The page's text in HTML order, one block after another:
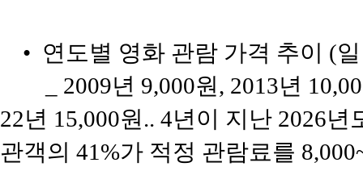
• 연도별 영화 관람 가격 추이 (
_ 2009년 9,000원, 2013년
22년 15,000원.. 4년이 지난 2026
관객의 41%가 적정 관람료를